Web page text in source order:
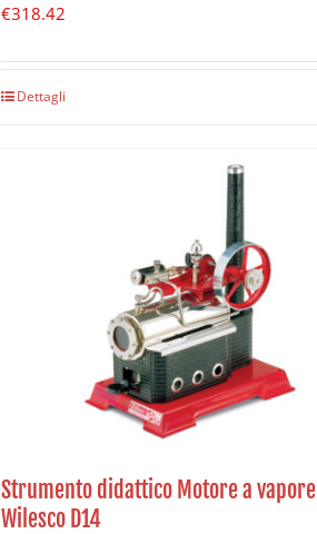
€318.42
Dettagli
Strumento didattico Motore a vapore
Wilesco D14